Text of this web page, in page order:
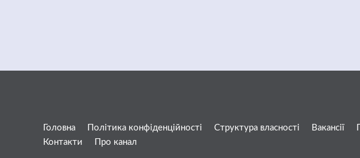
Головна Політика конфіденційності Структура власності Вакансії
Контакти
Про канал